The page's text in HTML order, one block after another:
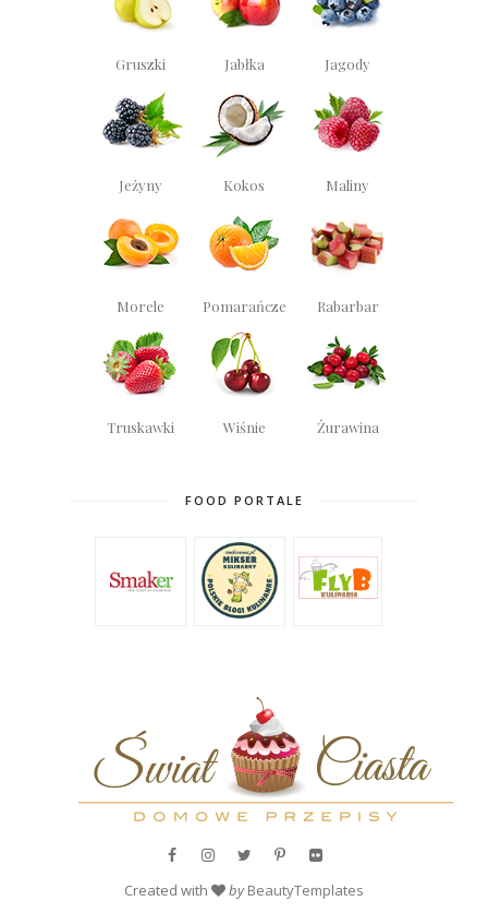
Gruszki Jabłka Jagody
Jeżyny Kokos Maliny
Morele Pomarańcze Rabarbar
Truskawki Wiśnie Żurawina
FOOD PORTALE
Created with by BeautyTemplates